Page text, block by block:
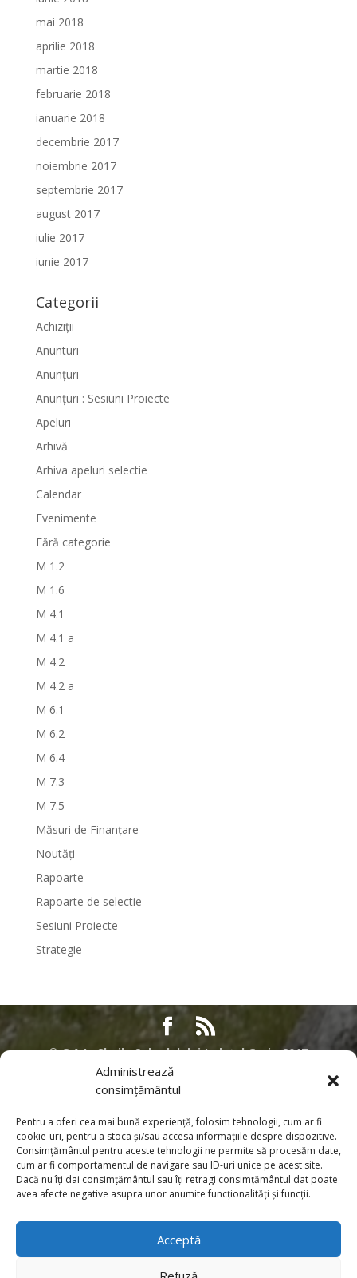
Administrează
consimțământul
Pentru a oferi cea mai bună experiență, folosim tehnologii, cum ar fi
cookie-uri, pentru a stoca și/sau accesa informațiile despre dispozitive.
Consimțământul pentru aceste tehnologii ne permite să procesăm date,
cum ar fi comportamentul de navigare sau ID-uri unice pe acest site.
Dacă nu îți dai consimțământul sau îți retragi consimțământul dat poate
avea afecte negative asupra unor anumite funcționalități și funcții.
Acceptă
mai 2018
aprilie 2018
martie 2018
februarie 2018
ianuarie 2018
decembrie 2017
noiembrie 2017
septembrie 2017
august 2017
iulie 2017
iunie 2017
Categorii
Achiziții
Anunturi
Anunțuri
Anunțuri : Sesiuni Proiecte
Apeluri
Arhivă
Arhiva apeluri selectie
Calendar
Evenimente
Fără categorie
M 1.2
M 1.6
M 4.1
M 4.1 a
M 4.2
M 4.2 a
M 6.1
M 6.2
M 6.4
M 7.3
M 7.5
Măsuri de Finanțare
Noutăți
Rapoarte
Rapoarte de selectie
Sesiuni Proiecte
Strategie
©G.A.L. Cheile Sohodolului Județul Gorj - 2017
Acest site nu reprezinta pozitia oficiala a Comisiei Europene. Intreaga
responsabilitate referitoare la corectitudinea si coerenta acestor informatii
Europene prin Programul SAPARD si PNDR. Pentru informatii despre alte
Programe desfasurate sub egida Uniunii Europene in Romania, cat si
pentru informatii detaliate privind procesul de aderare al Romaniei la
Uniunea Europeana, puteti sa vizitati pagina de internet a Reprezentantei
Comisiei Europene in Romania. Toate informatiile, privind Programele PNDR
Europene în România, cât şi pentru informaţii detaliate privind procesul de